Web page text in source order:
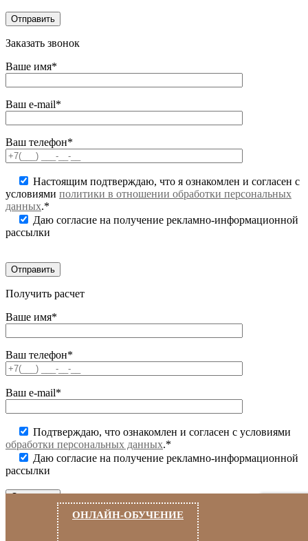
Заказать звонок
Ваше имя*
Ваш e-mail*
Ваш телефон*
Настоящим подтверждаю, что я ознакомлен и согласен с
условиями политики в отношении обработки персональных
данных.*
Даю согласие на получение рекламно-информационной
рассылки
Получить расчет
Ваше имя*
Ваш телефон*
Ваш e-mail*
Подтверждаю, что ознакомлен и согласен с условиями
обработки персональных данных.*
Даю согласие на получение рекламно-информационной
рассылки
ОНЛАЙН-ОБУЧЕНИЕ